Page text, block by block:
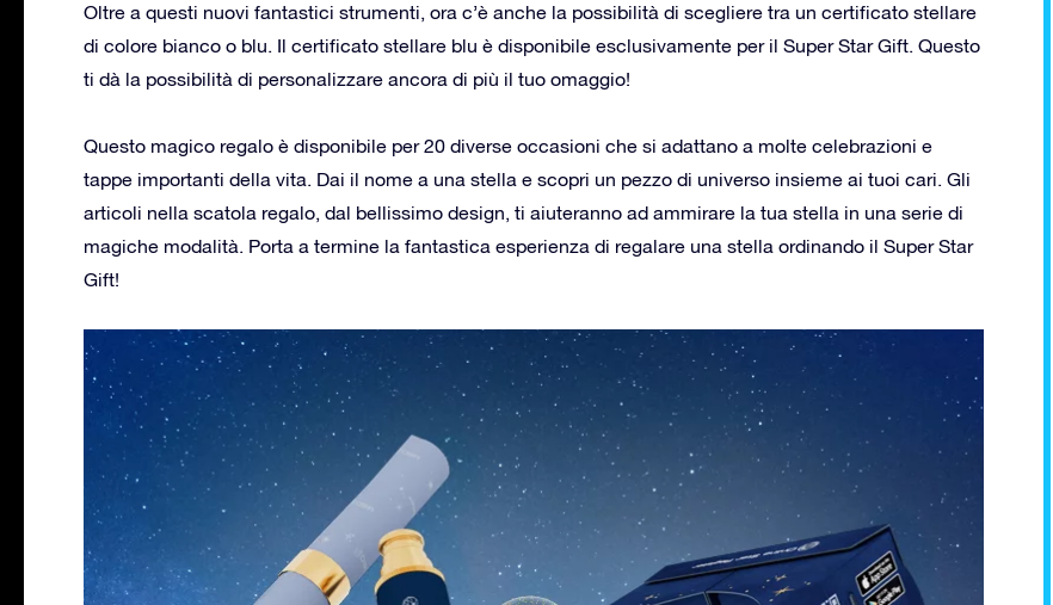
Oltre a questi nuovi fantastici strumenti, ora c’è anche la possibilità di scegliere tra un certificato stellare
di colore bianco o blu. Il certificato stellare blu è disponibile esclusivamente per il Super Star Gift. Questo
ti dà la possibilità di personalizzare ancora di più il tuo omaggio!
Questo magico regalo è disponibile per 20 diverse occasioni che si adattano a molte celebrazioni e
tappe importanti della vita. Dai il nome a una stella e scopri un pezzo di universo insieme ai tuoi cari. Gli
articoli nella scatola regalo, dal bellissimo design, ti aiuteranno ad ammirare la tua stella in una serie di
magiche modalità. Porta a termine la fantastica esperienza di regalare una stella ordinando il Super Star
Gift!